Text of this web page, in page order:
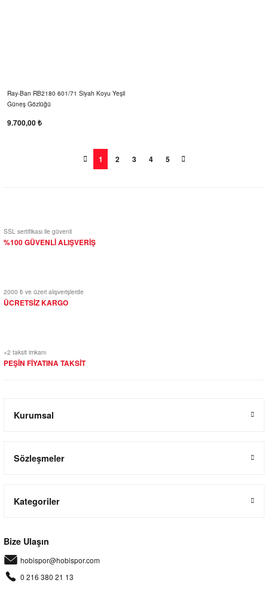
Ray-Ban RB2180 601/71 Siyah Koyu Yeşil
Güneş Gözlüğü
9.700,00 ₺
1 2 3 4 5
SSL sertifikası ile güvenli
%100 GÜVENLİ ALIŞVERİŞ
2000 ₺ ve üzeri alışverişlerde
ÜCRETSİZ KARGO
+2 taksit imkanı
PEŞİN FİYATINA TAKSİT
Kurumsal
Sözleşmeler
Kategoriler
Bize Ulaşın
hobispor@hobispor.com
0 216 380 21 13